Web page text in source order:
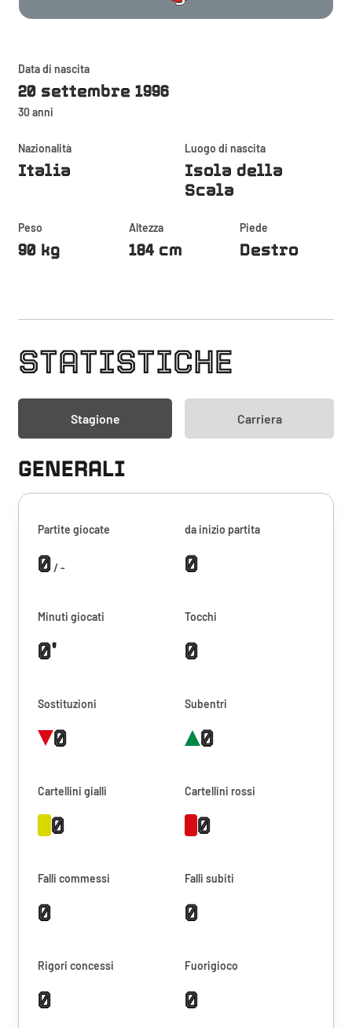
Data di nascita
20 settembre 1996
30 anni
Nazionalità
Italia
Luogo di nascita
Isola della
Scala
Peso
90 kg
Altezza
184 cm
Piede
Destro
STATISTICHE
Stagione Carriera
GENERALI
Partite giocate
0/ -
da inizio partita
0
Minuti giocati
0'
Tocchi
0
Sostituzioni
0
Subentri
0
Cartellini gialli
0
Cartellini rossi
0
Falli commessi
0
Falli subiti
0
Rigori concessi
0
Fuorigioco
0